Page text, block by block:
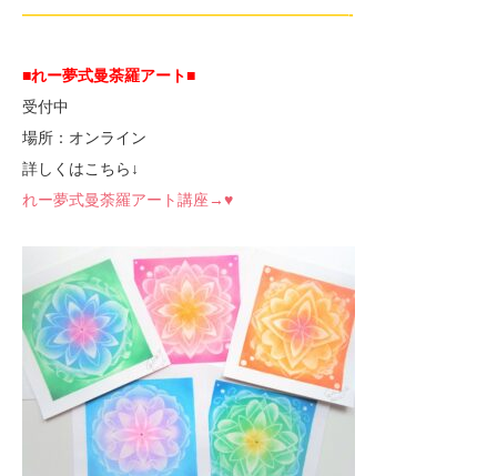
—————————————————————-
■れー夢式曼荼羅アート■
受付中
場所：オンライン
詳しくはこちら↓
れー夢式曼荼羅アート講座→♥